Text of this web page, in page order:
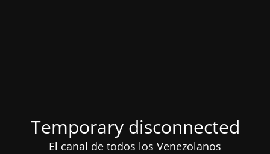
Temporary disconnected
El canal de todos los Venezolanos